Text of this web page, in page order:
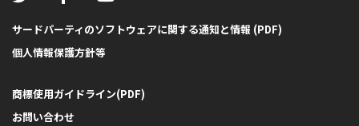
サードパーティのソフトウェアに関する通知と情報 (PDF)
個人情報保護方針等
商標使用ガイドライン(PDF)
お問い合わせ